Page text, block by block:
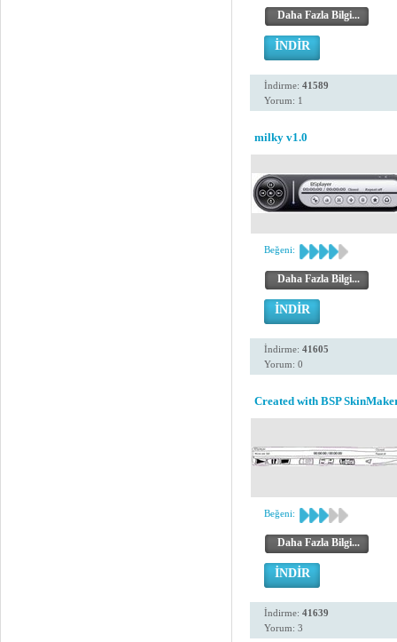
Daha Fazla Bilgi...
İNDİR
İndirme: 41589
Yorum: 1
milky v1.0
Beğeni:
Daha Fazla Bilgi...
İNDİR
İndirme: 41605
Yorum: 0
Created with BSP
Beğeni:
Daha Fazla Bilgi...
İNDİR
İndirme: 41639
Yorum: 3